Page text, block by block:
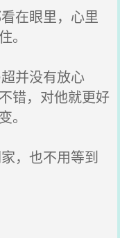
在眼里，心里
。
并没有放心
错，对他就更好
。
，也不用等到